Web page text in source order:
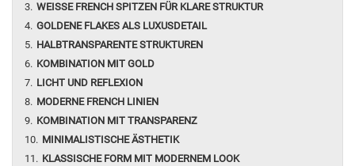
WEISSE FRENCH SPITZEN FÜR KLARE STRUKTUR
GOLDENE FLAKES ALS LUXUSDETAIL
HALBTRANSPARENTE STRUKTUREN
KOMBINATION MIT GOLD
LICHT UND REFLEXION
MODERNE FRENCH LINIEN
KOMBINATION MIT TRANSPARENZ
MINIMALISTISCHE ÄSTHETIK
KLASSISCHE FORM MIT MODERNEM LOOK